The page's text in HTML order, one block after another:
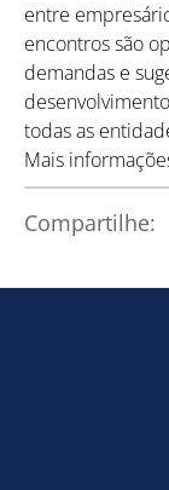
entre
encontros são
demandas e
todas as
Mais
Compartilhe: